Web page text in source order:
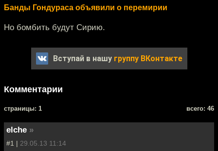
Банды Гондураса объявили о перемирии
Но бомбить будут Сирию.
Вступай в нашу группу ВКонтакте
Комментарии
cтраницы: 1 всего: 46
elche »
#1 | 29.05.13 11:14